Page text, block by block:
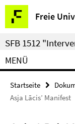
Springe
direkt
zu
Inhalt
Freie
Service-
Navigation
SFB 1512
MENÜ
Startseite
Asja Lācis’ Manifest